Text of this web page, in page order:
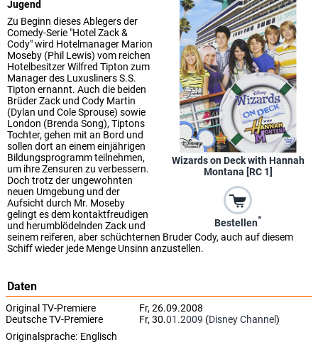
Wizards on Deck with Hannah
Montana [RC 1]
Bestellen*
Jugend
Zu Beginn dieses Ablegers der
Comedy-Serie "Hotel Zack &
Cody" wird Hotelmanager Marion
Moseby (Phil Lewis) vom reichen
Hotelbesitzer Wilfred Tipton zum
Manager des Luxusliners S.S.
Tipton ernannt. Auch die beiden
Brüder Zack und Cody Martin
(Dylan und Cole Sprouse) sowie
London (Brenda Song), Tiptons
Tochter, gehen mit an Bord und
sollen dort an einem einjährigen
Bildungsprogramm teilnehmen,
um ihre Zensuren zu verbessern.
Doch trotz der ungewohnten
neuen Umgebung und der
Aufsicht durch Mr. Moseby
gelingt es dem kontaktfreudigen
und herumblödelnden Zack und
seinem reiferen, aber schüchternen Bruder Cody, auch auf diesem
Schiff wieder jede Menge Unsinn anzustellen.
Daten
Original TV-Premiere
Fr, 26.09.2008
Deutsche TV-Premiere
Fr, 30.01.2009 (Disney Channel)
Originalsprache: Englisch